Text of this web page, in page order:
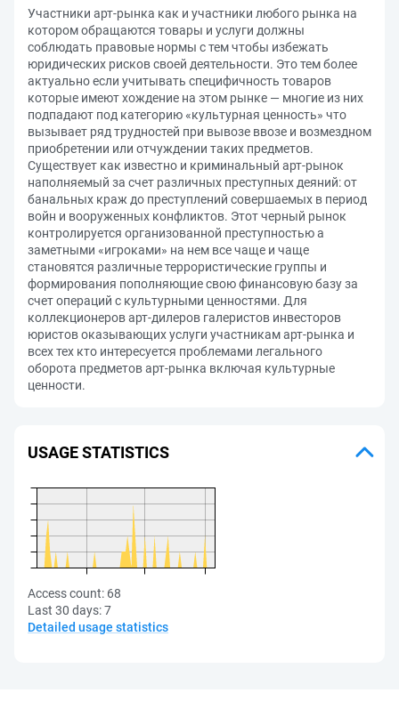
Участники арт-рынка как и участники любого рынка на
котором обращаются товары и услуги должны
соблюдать правовые нормы с тем чтобы избежать
юридических рисков своей деятельности. Это тем более
актуально если учитывать специфичность товаров
которые имеют хождение на этом рынке — многие из них
подпадают под категорию «культурная ценность» что
вызывает ряд трудностей при вывозе ввозе и возмездном
приобретении или отчуждении таких предметов.
Существует как известно и криминальный арт-рынок
наполняемый за счет различных преступных деяний: от
банальных краж до преступлений совершаемых в период
войн и вооруженных конфликтов. Этот черный рынок
контролируется организованной преступностью а
заметными «игроками» на нем все чаще и чаще
становятся различные террористические группы и
формирования пополняющие свою финансовую базу за
счет операций с культурными ценностями. Для
коллекционеров арт-дилеров галеристов инвесторов
юристов оказывающих услуги участникам арт-рынка и
всех тех кто интересуется проблемами легального
оборота предметов арт-рынка включая культурные
ценности.
USAGE STATISTICS
Access count: 68
Last 30 days:7
Detailed usage statistics